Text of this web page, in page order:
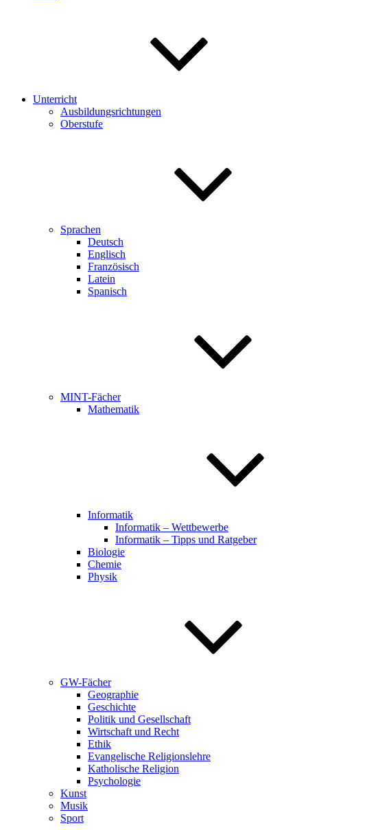
Unterricht
Ausbildungsrichtungen
Oberstufe
Sprachen
Deutsch
Englisch
Französisch
Latein
Spanisch
MINT-Fächer
Mathematik
Informatik
Informatik – Wettbewerbe
Informatik – Tipps und Ratgeber
Biologie
Chemie
Physik
GW-Fächer
Geographie
Geschichte
Politik und Gesellschaft
Wirtschaft und Recht
Ethik
Evangelische Religionslehre
Katholische Religion
Psychologie
Kunst
Musik
Sport